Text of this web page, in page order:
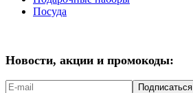
Посуда
Новости, акции и промокоды:
Подписаться